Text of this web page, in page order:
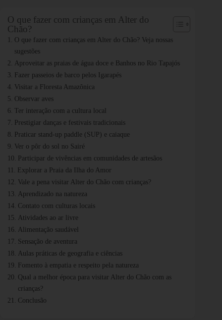
O que fazer com crianças em Alter do
Chão?
O que fazer com crianças em Alter do Chão? Veja nossas
sugestões
Aproveitar as praias de água doce e Banhos no Rio Tapajós
Fazer passeios de barco pelos Igarapés
Visitar a Floresta Amazônica
Observar aves
Ter interação com a cultura local
Prestigiar danças e festivais tradicionais
Praticar stand-up paddle (SUP) e caiaque
Ver o pôr do sol no Sairé
Participar de vivências em comunidades de artesãos
Explorar a Praia da Ilha do Amor
Vale a pena visitar Alter do Chão com crianças?
Aprendizado na natureza
Contato com culturas locais
Atividades ao ar livre
Alimentação saudável
Sensação de aventura
Aulas práticas de geografia e ciências
Fomento à empatia e respeito pela natureza
Qual a melhor época para visitar Alter do Chão com as
crianças?
Conclusão